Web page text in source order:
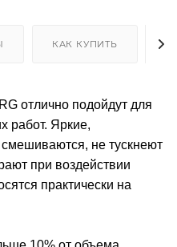
КАК КУПИТЬ
отлично подойдут для
работ. Яркие,
не тускнеют
при воздействии
практически на